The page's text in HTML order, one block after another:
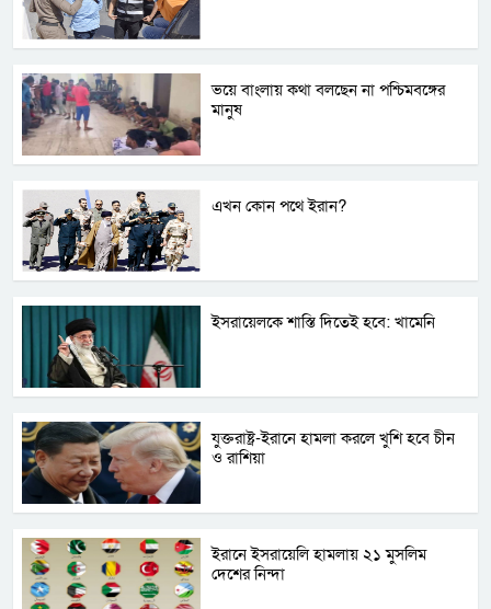
ভয়ে বাংলায় কথা বলছেন না পশ্চিমবঙ্গের
মানুষ
এখন কোন পথে ইরান?
ইসরায়েলকে শাস্তি দিতেই হবে: খামেনি
যুক্তরাষ্ট্র-ইরানে হামলা করলে খুশি হবে চীন
ও রাশিয়া
ইরানে ইসরায়েলি হামলায় ২১ মুসলিম
দেশের নিন্দা